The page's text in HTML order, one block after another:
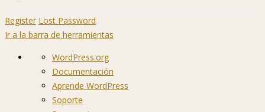
Register Lost Password
Ir a la barra de herramientas
Acerca
WordPress
WordPress.org
Documentación
Aprende WordPress
Soporte